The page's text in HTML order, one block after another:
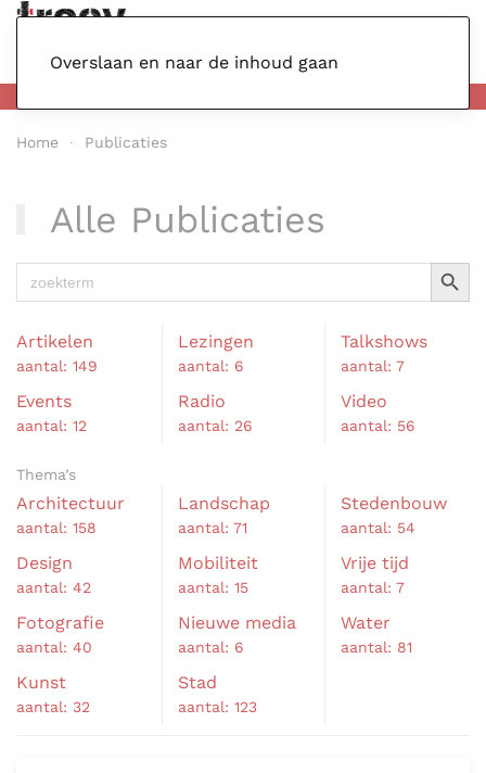
Overslaan en naar de inhoud gaan
Home Publicaties
Alle Publicaties
Zoek
naar:
Artikelen
aantal: 149
Events
aantal: 12
Lezingen
aantal: 6
Radio
aantal: 26
Talkshows
aantal: 7
Video
aantal: 56
Thema’s
Architectuur
aantal: 158
Design
aantal: 42
Fotografie
aantal: 40
Kunst
aantal: 32
Landschap
aantal: 71
Mobiliteit
aantal: 15
Nieuwe media
aantal: 6
Stad
aantal: 123
Stedenbouw
aantal: 54
Vrije tijd
aantal: 7
Water
aantal: 81